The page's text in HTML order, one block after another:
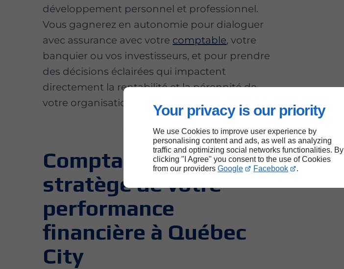
Your privacy is our priority
We use Cookies to improve user experience by
personalising content and ads, as well as analyzing
traffic and optimizing social networks functionalities. By
clicking "I Agree" you consent to the use of Cookies
from our providers Google Facebook .
développement personnel et professionnel.
Vous gagnerez en autonomie pour dialoguer
avec assurance avec votre comptable, votre
banquier ou vos investisseurs, et pour prendre
des décisions éclairées qui impactent
directement la rentabilité et la pérennité de
votre organisation à Québec City.
Comptabilité : devenir
stratège de votre
performance
financière à Québec
City